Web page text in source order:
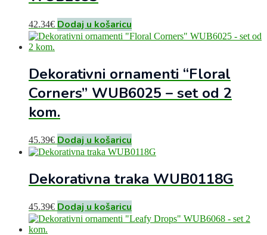
42.34€ Dodaj u košaricu
Dekorativni ornamenti “Floral
Corners” WUB6025 – set od 2
kom.
45.39€ Dodaj u košaricu
Dekorativna traka WUB0118G
45.39€ Dodaj u košaricu